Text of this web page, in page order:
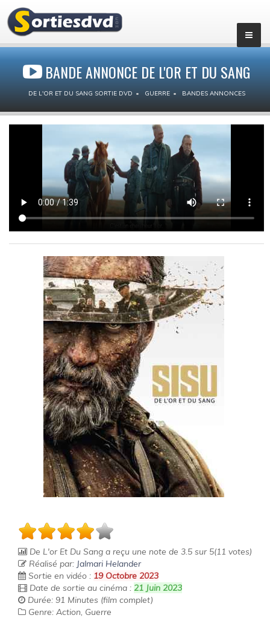
BANDE ANNONCE DE L'OR ET DU SANG
DE L'OR ET DU SANG SORTIE DVD GUERRE BANDES ANNONCES
De L'or Et Du Sang a reçu une note de 3.5 sur 5(11 votes)
Réalisé par: Jalmari Helander
Sortie en vidéo : 19 Octobre 2023
Date de sortie au cinéma : 21 Juin 2023
Durée: 91 Minutes (film complet)
Genre: Action, Guerre